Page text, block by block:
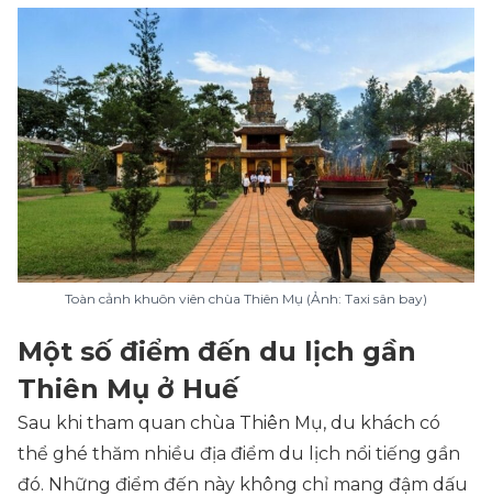
Toàn cảnh khuôn viên chùa Thiên Mụ (Ảnh: Taxi sân bay)
Một số điểm đến du lịch gần
Thiên Mụ ở Huế
Sau khi tham quan chùa Thiên Mụ, du khách có
thể ghé thăm nhiều địa điểm du lịch nổi tiếng gần
đó. Những điểm đến này không chỉ mang đậm dấu